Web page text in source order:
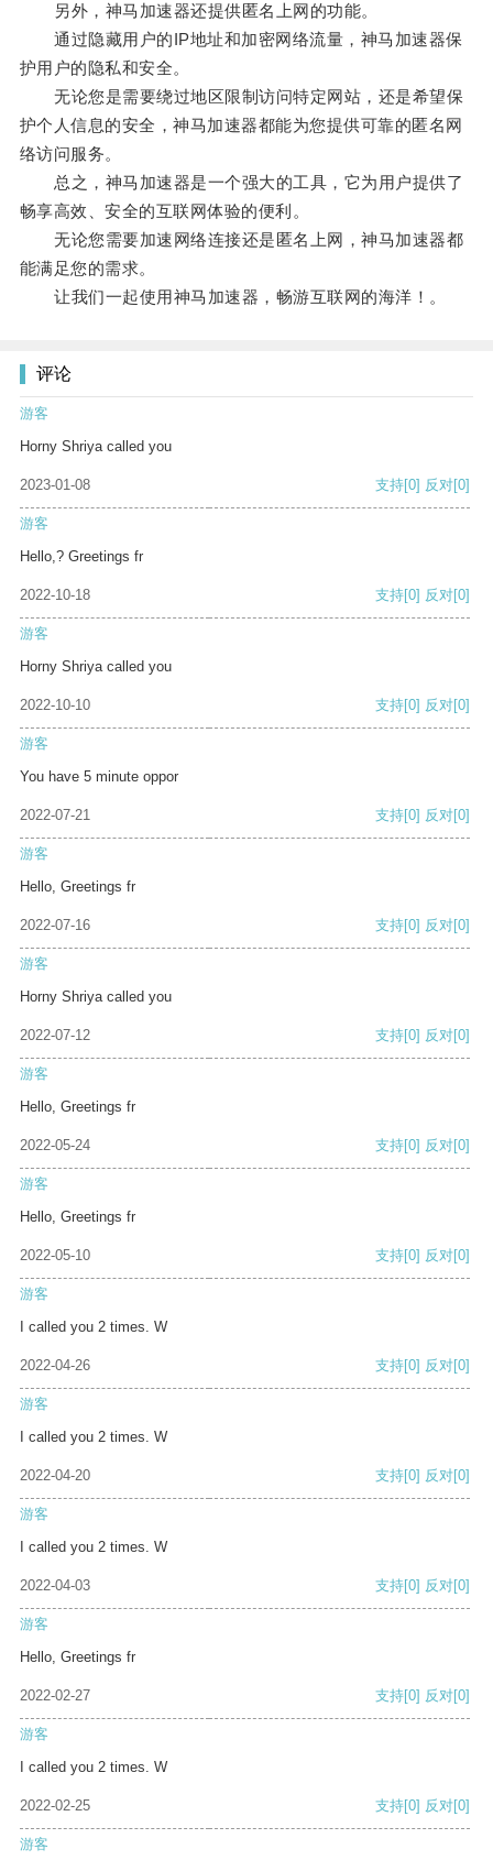
另外，神马加速器还提供匿名上网的功能。
通过隐藏用户的IP地址和加密网络流量，神马加速器保
护用户的隐私和安全。
无论您是需要绕过地区限制访问特定网站，还是希望保
护个人信息的安全，神马加速器都能为您提供可靠的匿名网
络访问服务。
总之，神马加速器是一个强大的工具，它为用户提供了
畅享高效、安全的互联网体验的便利。
无论您需要加速网络连接还是匿名上网，神马加速器都
能满足您的需求。
让我们一起使用神马加速器，畅游互联网的海洋！。
评论
游客
Horny Shriya called you
2023-01-08 支持[0] 反对[0]
游客
Hello,? Greetings fr
2022-10-18 支持[0] 反对[0]
游客
Horny Shriya called you
2022-10-10 支持[0] 反对[0]
游客
You have 5 minute oppor
2022-07-21 支持[0] 反对[0]
游客
Hello, Greetings fr
2022-07-16 支持[0] 反对[0]
游客
Horny Shriya called you
2022-07-12 支持[0] 反对[0]
游客
Hello, Greetings fr
2022-05-24 支持[0] 反对[0]
游客
Hello, Greetings fr
2022-05-10 支持[0] 反对[0]
游客
I called you 2 times. W
2022-04-26 支持[0] 反对[0]
游客
I called you 2 times. W
2022-04-20 支持[0] 反对[0]
游客
I called you 2 times. W
2022-04-03 支持[0] 反对[0]
游客
Hello, Greetings fr
2022-02-27 支持[0] 反对[0]
游客
I called you 2 times. W
2022-02-25 支持[0] 反对[0]
游客